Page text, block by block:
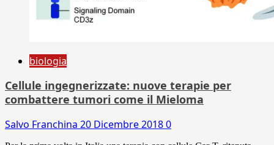
biologia
Cellule ingegnerizzate: nuove terapie per
combattere tumori come il Mieloma
Salvo Franchina 20 Dicembre 20180